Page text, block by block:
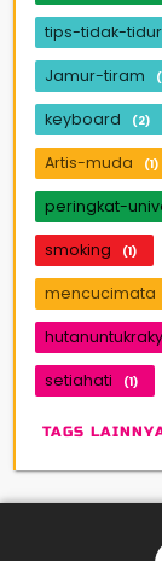
tips-tidak-
Jamur-tiram
keyboard (2)
Artis-muda (1)
peringkat-
smoking (1)
mencucimata
setiahati (1)
TAGS